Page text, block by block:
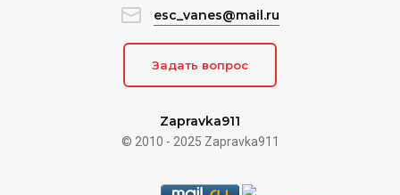
Zapravka911
© 2010 - 2025 Zapravka911
esc_vanes@mail.ru
Задать вопрос